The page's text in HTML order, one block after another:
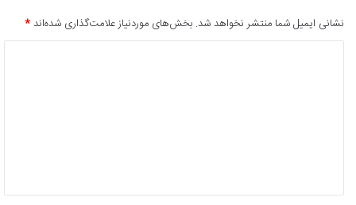
نشانی ایمیل شما منتشر نخواهد شد. بخش‌های موردنیاز علامت‌گذاری شده‌اند*
*